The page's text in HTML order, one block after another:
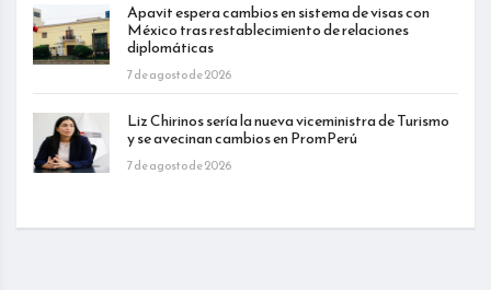
Apavit espera cambios en sistema de visas con
México tras restablecimiento de relaciones
diplomáticas
7 de agosto de 2026
Liz Chirinos sería la nueva viceministra de Turismo
y se avecinan cambios en PromPerú
7 de agosto de 2026